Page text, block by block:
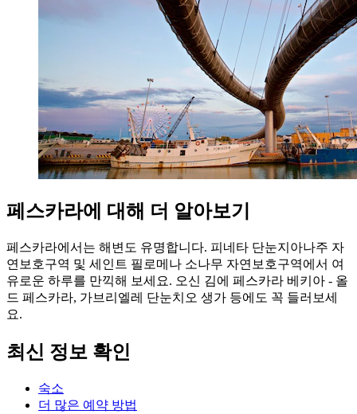
페스카라에 대해 더 알아보기
페스카라에서는 해변도 유명합니다. 피네타 단눈지아나주 자
연보호구역 및 세인트 필로메나 소나무 자연보호구역에서 여
유로운 하루를 만끽해 보세요. 오신 김에 페스카라 베키아 - 올
드 페스카라, 가브리엘레 단눈치오 생가 등에도 꼭 들러보세
요.
최신 정보 확인
숙소
더 많은 예약 방법